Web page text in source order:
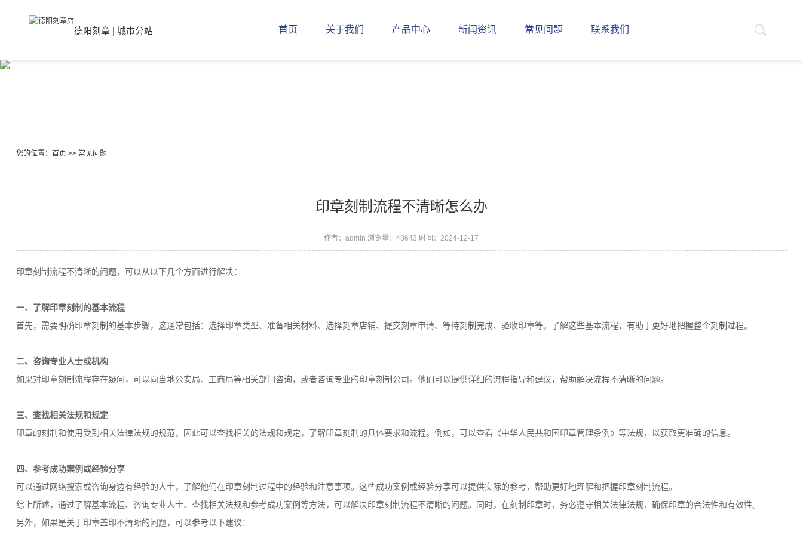
德阳刻章 | 城市分站 首页 关于我们 产品中心 新闻资讯 常见问题 联系我们
您的位置： 首页>> 常见问题
印章刻制流程不清晰怎么办
作者：admin 浏览量：48643 时间：2024-12-17
印章刻制流程不清晰的问题，可以从以下几个方面进行解决：
一、了解印章刻制的基本流程
首先，需要明确印章刻制的基本步骤，这通常包括：选择印章类型、准备相关材料、选择刻章店铺、提交刻章申请、等待刻制完成、验收印章等。了解这些基本流程，有助于更好地把握整个刻制过程。
二、咨询专业人士或机构
如果对印章刻制流程存在疑问，可以向当地公安局、工商局等相关部门咨询，或者咨询专业的印章刻制公司。他们可以提供详细的流程指导和建议，帮助解决流程不清晰的问题。
三、查找相关法规和规定
印章的刻制和使用受到相关法律法规的规范，因此可以查找相关的法规和规定，了解印章刻制的具体要求和流程。例如，可以查看《中华人民共和国印章管理条例》等法规，以获取更准确的信息。
四、参考成功案例或经验分享
可以通过网络搜索或咨询身边有经验的人士，了解他们在印章刻制过程中的经验和注意事项。这些成功案例或经验分享可以提供实际的参考，帮助更好地理解和把握印章刻制流程。
综上所述，通过了解基本流程、咨询专业人士、查找相关法规和参考成功案例等方法，可以解决印章刻制流程不清晰的问题。同时，在刻制印章时，务必遵守相关法律法规，确保印章的合法性和有效性。
另外，如果是关于印章盖印不清晰的问题，可以参考以下建议：